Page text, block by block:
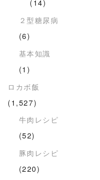
２型糖尿病
(6)
基本知識
(1)
ロカボ飯
(1,527)
牛肉レシピ
(52)
豚肉レシピ
(220)